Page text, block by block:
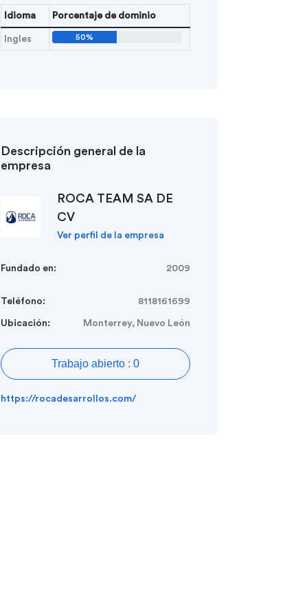
Idioma Porcentaje de dominio
Ingles 50%
Descripción general de la
empresa
ROCA TEAM SA DE
CV
Ver perfil de la empresa
Fundado en: 2009
Teléfono: 8118161699
Ubicación: Monterrey, Nuevo León
Trabajo abierto : 0
https://rocadesarrollos.com/